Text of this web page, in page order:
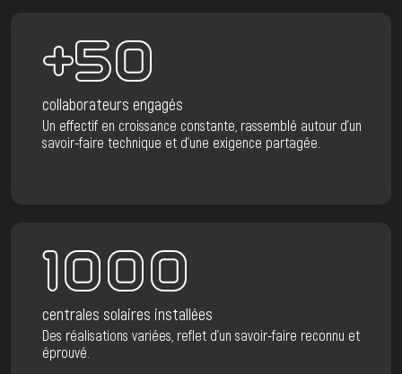
+50
collaborateurs engagés
Un effectif en croissance constante, rassemblé autour d’un
savoir-faire technique et d’une exigence partagée.
1000
centrales solaires installées
Des réalisations variées, reflet d’un savoir-faire reconnu et
éprouvé.